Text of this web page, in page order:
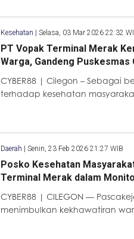
Kesehatan Selasa, 03 Mar 2026 22:32
PT Vopak Terminal Merak
Warga, Gandeng
CYBER88 | Cilegon – Sebagai
terhadap kesehatan
Daerah Senin, 23 Feb 2026 21:27 WIB
Posko Kesehatan
Terminal Merak dalam
CYBER88 | CILEGON —
menimbulkan kekhawatiran